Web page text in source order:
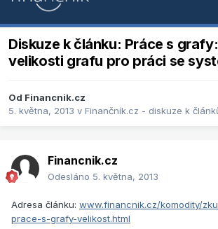
Diskuze k článku: Práce s
velikosti grafu pro práci se
Od Financnik.cz
5. května, 2013 v Finančník.cz - diskuze k
Financnik.cz
Odesláno 5. května, 2013
Adresa článku: www.financnik.cz/komodity/
prace-s-grafy-velikost.html